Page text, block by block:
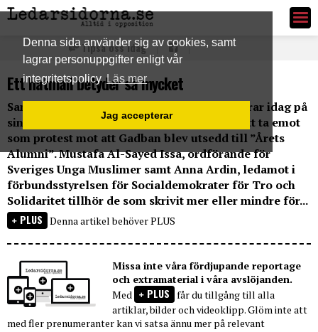
Denna sida använder sig av cookies, samt
lagrar personuppgifter enligt vår
integritetspolicyLäs mer
Jag accepterar
Ledarsidorna.se
Tipsa oss idag
Ett hatmail betyder så mycket
Samhällsdebattören Hanna Gadban publicerar idag på
sin blogg mail som Södertörns Högskola fått ta emot
som protest mot att Gadban blev utsedd till ”Årets
Alumni”. Mustafa Al-Sayed Issa, ordförande för
Sveriges Unga Muslimer samt Anna Ardin, ledamot i
förbundsstyrelsen för Socialdemokrater för Tro och
Solidaritet tillhör de som skrivit mer eller mindre för...
PLUS Denna artikel behöver PLUS
Missa inte våra fördjupande reportage
och extramaterial i våra avslöjanden.
Med
PLUS får du tillgång till alla
artiklar, bilder och videoklipp. Glöm inte att
med fler prenumeranter kan vi satsa ännu mer på relevant